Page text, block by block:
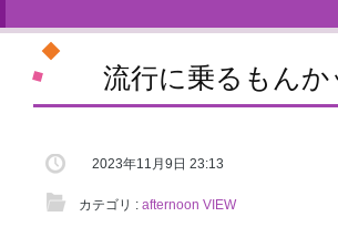
流行に乗るもんか
2023年11月9日 23:13
カテゴリ : afternoon VIEW